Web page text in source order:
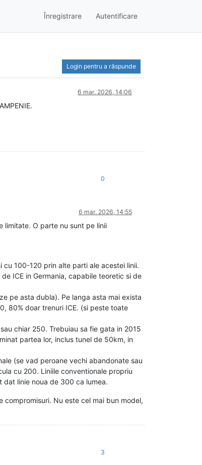
Înregistrare Autentificare
Login pentru a răspunde
6 mar. 2026, 14:06
0
6 mar. 2026, 14:55
limitate. O parte nu sunt pe linii
100-120 prin alte parti ale acestei linii.
ICE in Germania, capabile teoretic si de
pe asta dubla). Pe langa asta mai exista
80% doar trenuri ICE. (si peste toate
chiar 250. Trebuiau sa fie gata in 2015
partea lor, inclus tunel de 50km, in
(se vad peroane vechi abandonate sau
cu 200. Liniile conventionale propriu
dat linie noua de 300 ca lumea.
Nu este cel mai bun model,
3